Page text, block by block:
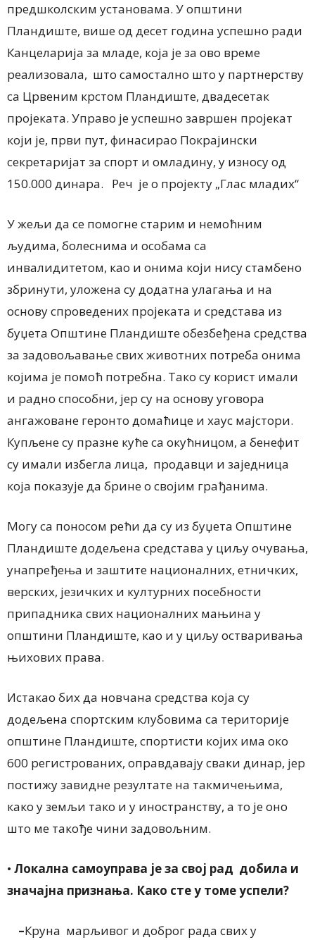
предшколским установама. У општини
Пландиште, више од десет година успешно ради
Канцеларија за младе, која је за ово време
реализовала, што самостално што у партнерству
са Црвеним крстом Пландиште, двадесетак
пројеката. Управо је успешно завршен проjeкат
који је, први пут, финасираo Покрајински
секретаријат за спорт и омладину, у износу од
150.000 динара. Реч је о пројекту „Глас младих“
У жељи да се помогне старим и немоћним
људима, болеснима и особама са
инвалидитетом, као и онима који нису стамбено
збринути, уложена су додатна улагања и на
основу спроведених пројеката и средстава из
буџета Општине Пландиште обезбеђена средства
за задовољавање свих животних потреба онима
којима је помоћ потребна. Тако су корист имали
и радно способни, јер су на основу уговора
ангажоване геронто домаћице и хаус мајстори.
Купљене су празне куће са окућницом, а бенефит
су имали избегла лица, продавци и заједница
која показује да брине о својим грађанима.
Могу са поносом рећи да су из буџета Општине
Пландиште додељена средстава у циљу очувања,
унапређења и заштите националних, етничких,
верских, језичких и културних посебности
припадника свих националних мањина у
општини Пландиште, као и у циљу остваривања
њихових права.
Истакао бих да новчана средства која су
додељена спортским клубовима са територије
општине Пландиште, спортисти којих има око
600 регистрованих, оправдавају сваки динар, јер
постижу завидне резултате на такмичењима,
како у земљи тако и у иностранству, а то је оно
што ме такође чини задовољним.
• Локална самоуправа је за свој рад добила и
значајна признања. Како сте у томе успели?
–Круна марљивог и доброг рада свих у